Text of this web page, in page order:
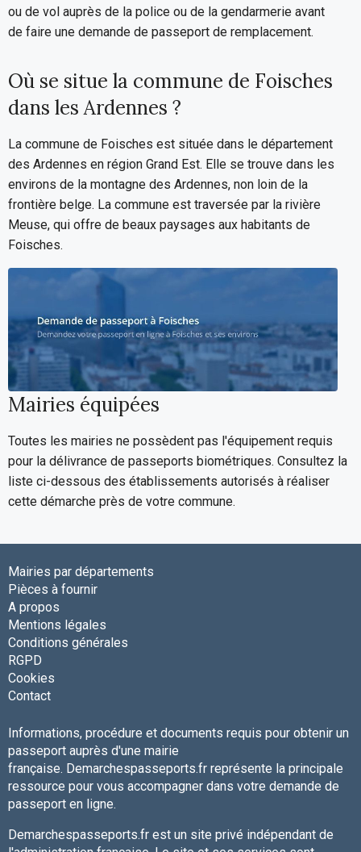
ou de vol auprès de la police ou de la gendarmerie avant
de faire une demande de passeport de remplacement.
Où se situe la commune de Foisches
dans les Ardennes ?
La commune de Foisches est située dans le département
des Ardennes en région Grand Est. Elle se trouve dans les
environs de la montagne des Ardennes, non loin de la
frontière belge. La commune est traversée par la rivière
Meuse, qui offre de beaux paysages aux habitants de
Foisches.
Mairies équipées
Toutes les mairies ne possèdent pas l'équipement requis
pour la délivrance de passeports biométriques. Consultez la
liste ci-dessous des établissements autorisés à réaliser
cette démarche près de votre commune.
Mairies par départements
Pièces à fournir
A propos
Mentions légales
Conditions générales
RGPD
Cookies
Contact
Informations, procédure et documents requis pour obtenir un
passeport auprès d'une mairie
française. Demarchespasseports.fr représente la principale
ressource pour vous accompagner dans votre demande de
passeport en ligne.
Demarchespasseports.fr est un site privé indépendant de